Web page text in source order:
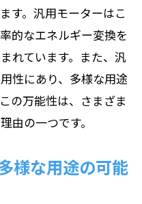
環境の関係性
したモーター選び
ターの性能評価
受けたモーター選
慮すべきコストパフ
す。汎用モーターはこ
的なエネルギー変換を
れています。また、汎
性にあり、多様な用途
の万能性は、さまざま
由の一つです。
様な用途の可能